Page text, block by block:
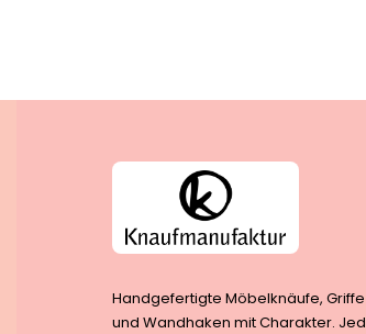
Handgefertigte Möbelknäufe, Griffe
und Wandhaken mit Charakter.